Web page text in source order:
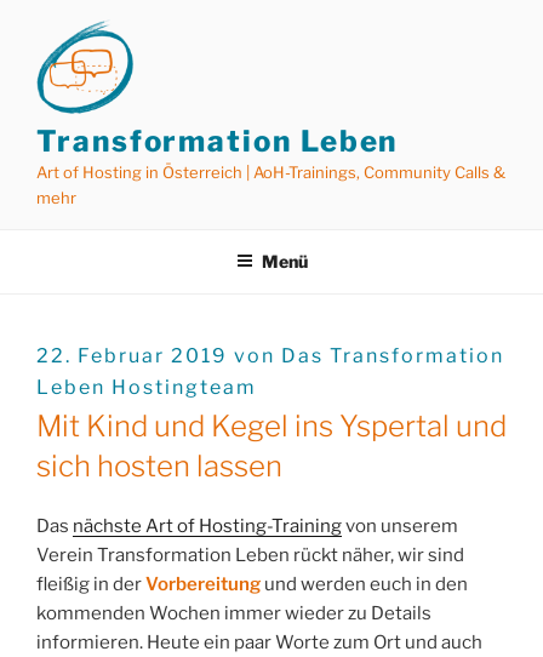
springen
Transformation Leben
Art of Hosting in Österreich | AoH-Trainings, Community Calls &
mehr
Menü
VERÖFFENTLICHT
22. Februar 2019 von Das Transformation
Leben Hostingteam
Mit Kind und Kegel ins Yspertal und
sich hosten lassen
Das nächste Art of Hosting-Trainingvon unserem
Verein Transformation Leben rückt näher, wir sind
fleißig in derVorbereitung und werden euch in den
kommenden Wochen immer wieder zu Details
informieren. Heute ein paar Worte zum Ort und auch